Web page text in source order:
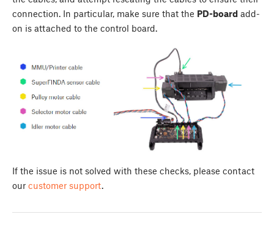
connection. In particular, make sure that the PD-board add-
on is attached to the control board.
If the issue is not solved with these checks, please contact
our customer support.